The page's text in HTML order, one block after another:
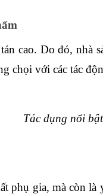
cao. Do đó,
chọi với các tác
Tác dụng nổi
phụ gia, mà còn